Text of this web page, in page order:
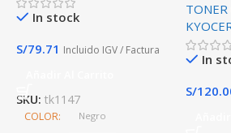
In stock
S/79.71 Incluido IGV / Factura
SKU: tk1147
COLOR Negro
KM-
calidad
TONER
In
S/